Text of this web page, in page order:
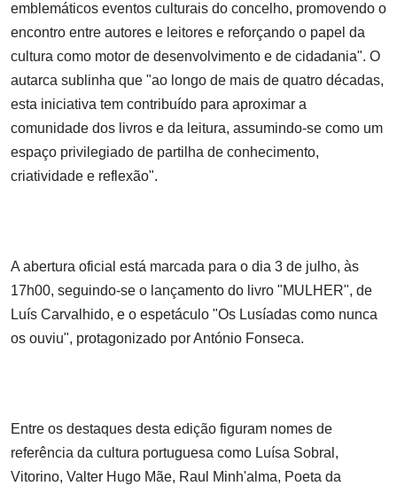
emblemáticos eventos culturais do concelho, promovendo o
encontro entre autores e leitores e reforçando o papel da
cultura como motor de desenvolvimento e de cidadania". O
autarca sublinha que "ao longo de mais de quatro décadas,
esta iniciativa tem contribuído para aproximar a
comunidade dos livros e da leitura, assumindo-se como um
espaço privilegiado de partilha de conhecimento,
criatividade e reflexão".
A abertura oficial está marcada para o dia 3 de julho, às
17h00, seguindo-se o lançamento do livro "MULHER", de
Luís Carvalhido, e o espetáculo "Os Lusíadas como nunca
os ouviu", protagonizado por António Fonseca.
Entre os destaques desta edição figuram nomes de
referência da cultura portuguesa como Luísa Sobral,
Vitorino, Valter Hugo Mãe, Raul Minh'alma, Poeta da